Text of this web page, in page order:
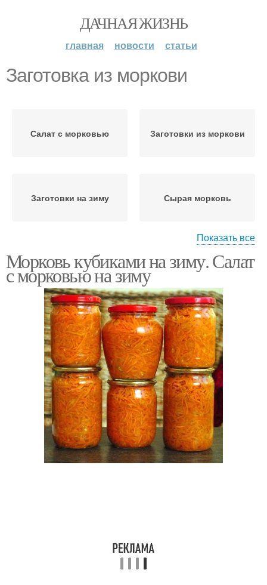
ДАЧНАЯ ЖИЗНЬ
главная новости статьи
Заготовка из моркови
Салат с морковью Заготовки из моркови
Заготовки на зиму Сырая морковь
Морковь на зиму Морковь с чесноком
Закуска из моркови Вкусная морковь
Корейская морковь Тертая морковь
Моркови на зиму Морковные заготовки
Показать все
Морковь кубиками на зиму. Салат
с морковью на зиму